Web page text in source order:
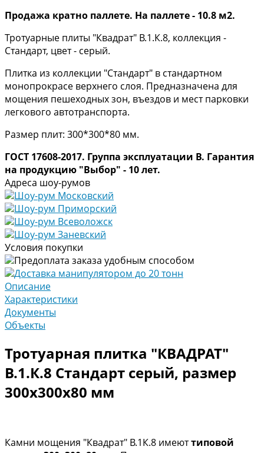
Продажа кратно паллете. На паллете - 10.8 м2.
Тротуарные плиты "Квадрат" В.1.К.8, коллекция -
Стандарт, цвет - серый.
Плитка из коллекции "Стандарт" в стандартном
монопрокрасе верхнего слоя. Предназначена для
мощения пешеходных зон, въездов и мест парковки
легкового автотранспорта.
Размер плит: 300*300*80 мм.
ГОСТ 17608-2017. Группа эксплуатации В. Гарантия
на продукцию "Выбор" - 10 лет.
Адреса шоу-румов
Шоу-рум Московский
Шоу-рум Приморский
Шоу-рум Всеволожск
Шоу-рум Заневский
Условия покупки
Предоплата заказа удобным способом
Доставка манипулятором до 20 тонн
Описание
Характеристики
Документы
Объекты
Тротуарная плитка "КВАДРАТ"
В.1.К.8 Стандарт серый, размер
300х300х80 мм
Камни мощения "Квадрат" В.1К.8 имеюттиповой